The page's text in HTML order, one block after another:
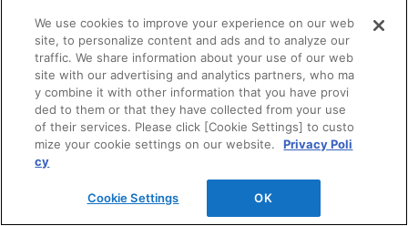
お問い合わせ
ログイン
建築・設計関係者様向けサイト
ユーザー登録サービス
WEB見積システム
We use cookies to improve your experience on our web
site, to personalize content and ads and to analyze our
traffic. We share information about your use of our web
site with our advertising and analytics partners, who ma
y combine it with other information that you have provi
ded to them or that they have collected from your use
of their services. Please click [Cookie Settings] to custo
mize your cookie settings on our website.
Privacy Poli
cy
Cookie Settings OK